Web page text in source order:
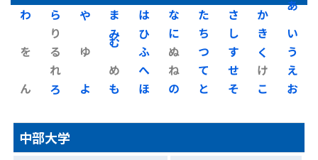
あ
い
う
え
お
か
き
く
け
こ
さ
し
す
せ
そ
た
ち
つ
て
と
な
に
ぬ
ね
の
は
ひ
ふ
へ
ほ
ま
み
む
め
も
や
ゆ
よ
ら
り
る
れ
ろ
わ
を
ん
中部大学